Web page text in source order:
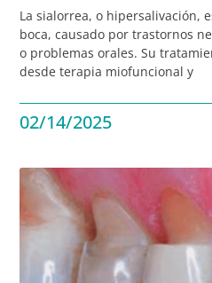
La sialorrea, o hipersalivación,
boca, causado por trastornos
o problemas orales. Su
desde terapia miofuncional y
02/14/2025